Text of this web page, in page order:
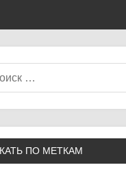
ПО МЕТКАМ